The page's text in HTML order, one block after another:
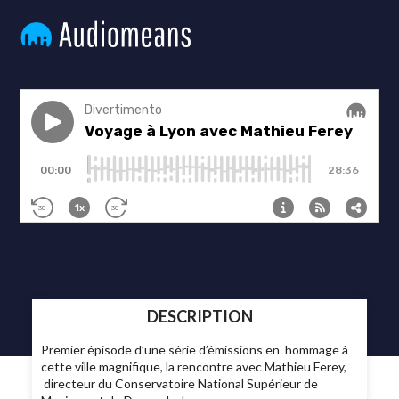
DESCRIPTION
Premier épisode d’une série d’émissions en hommage à
cette ville magnifique, la rencontre avec Mathieu Ferey,
directeur du Conservatoire National Supérieur de